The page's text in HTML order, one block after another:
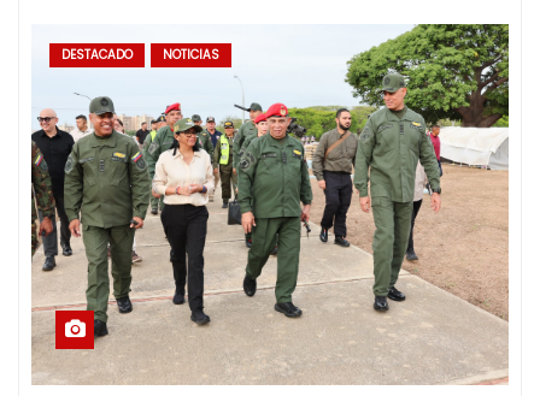
DESTACADO NOTICIAS